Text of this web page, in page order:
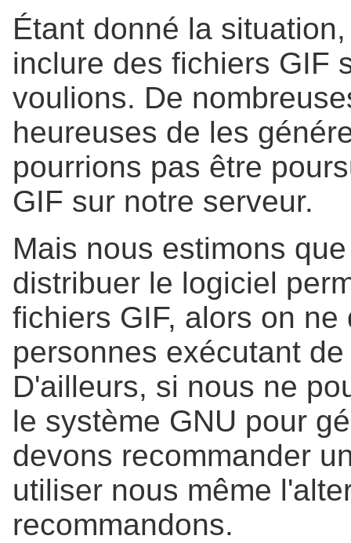
Étant donné la
inclure des fichiers GIF
voulions. De
heureuses de les
pourrions pas être
GIF sur notre serveur.
Mais nous estimons
distribuer le logiciel
fichiers GIF, alors on
personnes exécutant
D'ailleurs, si nous ne
le système GNU pour
devons recommander
utiliser nous même
recommandons.